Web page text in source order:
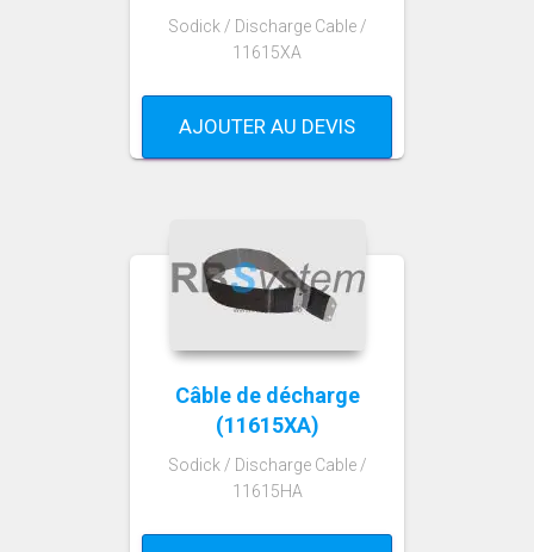
Sodick / Discharge Cable /
11615XA
AJOUTER AU DEVIS
Câble de décharge
(11615XA)
Sodick / Discharge Cable /
11615HA